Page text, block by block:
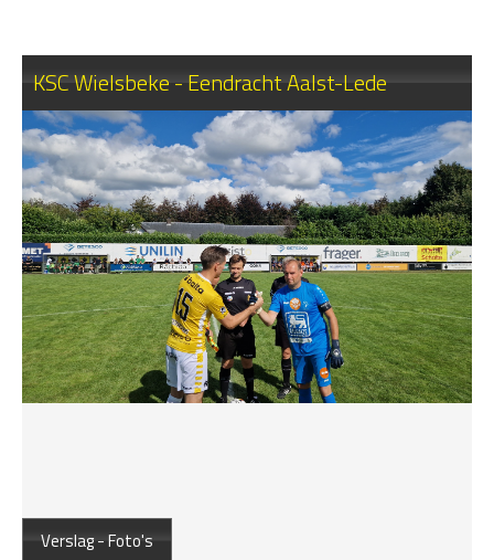
KSC Wielsbeke - Eendracht Aalst-Lede
Verslag - Foto's